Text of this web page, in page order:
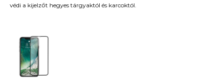
védi a kijelzőt hegyes tárgyaktól és karcoktól.